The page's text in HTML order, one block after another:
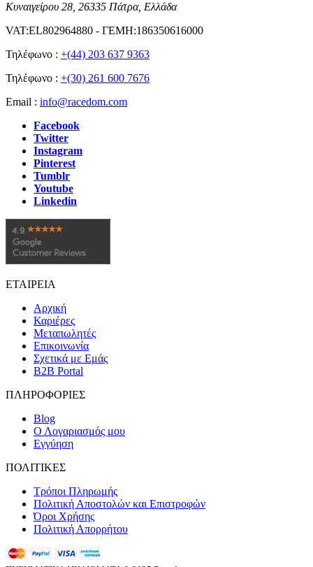
Κυναιγείρου 28, 26335 Πάτρα, Ελλάδα
VAT:EL802964880 - ΓΕΜΗ:186350616000
Τηλέφωνο : +(44) 203 637 9363
Τηλέφωνο : +(30) 261 600 7676
Email : info@racedom.com
Facebook
Twitter
Instagram
Pinterest
Tumblr
Youtube
Linkedin
ΕΤΑΙΡΕΙΑ
Αρχική
Καριέρες
Μεταπωλητές
Επικοινωνία
Σχετικά με Εμάς
B2B Portal
ΠΛΗΡΟΦΟΡΙΕΣ
Blog
Ο Λογαριασμός μου
Εγγύηση
ΠΟΛΙΤΙΚΕΣ
Τρόποι Πληρωμής
Πολιτική Αποστολών και Επιστροφών
Όροι Χρήσης
Πολιτική Απορρήτου